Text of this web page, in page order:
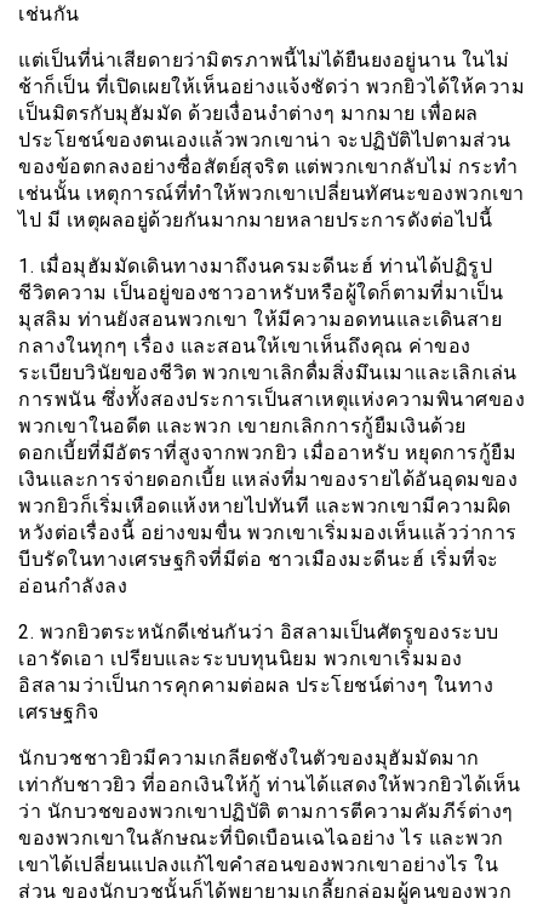
เช่นกัน
แต่เป็นที่น่าเสียดายว่ามิตรภาพนี้ไม่ได้ยืนยงอยู่นาน ในไม่
ช้าก็เป็น ที่เปิดเผยให้เห็นอย่างแจ้งชัดว่า พวกยิวได้ให้ความ
เป็นมิตรกับมุฮัมมัด ด้วยเงื่อนงำต่างๆ มากมาย เพื่อผล
ประโยชน์ของตนเองแล้วพวกเขาน่า จะปฏิบัติไปตามส่วน
ของข้อตกลงอย่างซื่อสัตย์สุจริต แต่พวกเขากลับไม่ กระทำ
เช่นนั้น เหตุการณ์ที่ทำให้พวกเขาเปลี่ยนทัศนะของพวกเขา
ไป มี เหตุผลอยู่ด้วยกันมากมายหลายประการดังต่อไปนี้
1. เมื่อมุฮัมมัดเดินทางมาถึงนครมะดีนะฮ์ ท่านได้ปฏิรูป
ชีวิตความ เป็นอยู่ของชาวอาหรับหรือผู้ใดก็ตามที่มาเป็น
มุสลิม ท่านยังสอนพวกเขา ให้มีความอดทนและเดินสาย
กลางในทุกๆ เรื่อง และสอนให้เขาเห็นถึงคุณ ค่าของ
ระเบียบวินัยของชีวิต พวกเขาเลิกดื่มสิ่งมึนเมาและเลิกเล่น
การพนัน ซึ่งทั้งสองประการเป็นสาเหตุแห่งความพินาศของ
พวกเขาในอดีต และพวก เขายกเลิกการกู้ยืมเงินด้วย
ดอกเบี้ยที่มีอัตราที่สูงจากพวกยิว เมื่ออาหรับ หยุดการกู้ยืม
เงินและการจ่ายดอกเบี้ย แหล่งที่มาของรายได้อันอุดมของ
พวกยิวก็เริ่มเหือดแห้งหายไปทันที และพวกเขามีความผิด
หวังต่อเรื่องนี้ อย่างขมขื่น พวกเขาเริ่มมองเห็นแล้วว่าการ
บีบรัดในทางเศรษฐกิจที่มีต่อ ชาวเมืองมะดีนะฮ์ เริ่มที่จะ
อ่อนกำลังลง
2. พวกยิวตระหนักดีเช่นกันว่า อิสลามเป็นศัตรูของระบบ
เอารัดเอา เปรียบและระบบทุนนิยม พวกเขาเริ่มมอง
อิสลามว่าเป็นการคุกคามต่อผล ประโยชน์ต่างๆ ในทาง
เศรษฐกิจ
นักบวชชาวยิวมีความเกลียดชังในตัวของมุฮัมมัดมาก
เท่ากับชาวยิว ที่ออกเงินให้กู้ ท่านได้แสดงให้พวกยิวได้เห็น
ว่า นักบวชของพวกเขาปฏิบัติ ตามการตีความคัมภีร์ต่างๆ
ของพวกเขาในลักษณะที่บิดเบือนเฉไฉอย่าง ไร และพวก
เขาได้เปลี่ยนแปลงแก้ไขคำสอนของพวกเขาอย่างไร ใน
ส่วน ของนักบวชนั้นก็ได้พยายามเกลี้ยกล่อมผู้คนของพวก